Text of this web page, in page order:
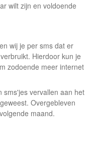
wilt zijn en voldoende
wij je per sms dat er
Hierdoor kun je
zodoende meer internet
sms'jes vervallen aan het
Overgebleven
maand.